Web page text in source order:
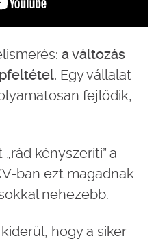
a változás
Egy vállalat –
fejlődik,
kényszeríti” a
ban ezt magadnak
nehezebb.
hogy a siker